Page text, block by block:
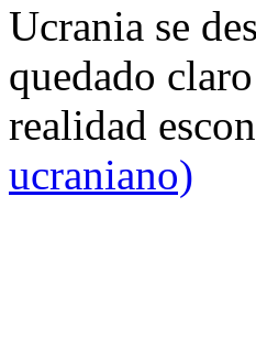
Ucrania se
quedado
realidad
ucraniano)